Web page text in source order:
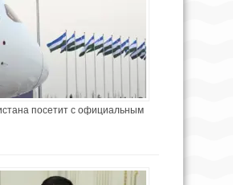
посетит с официальным